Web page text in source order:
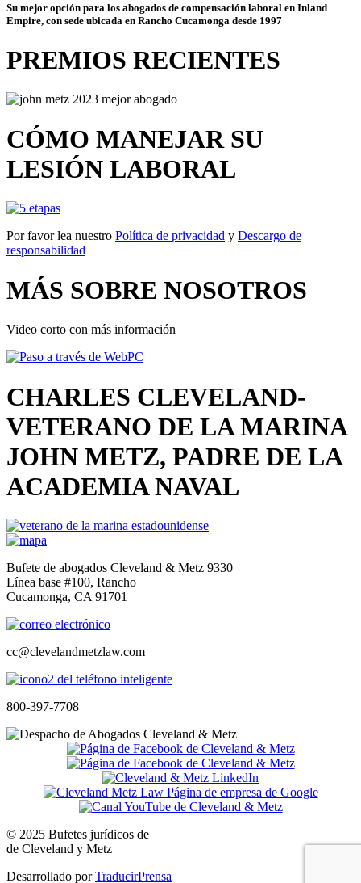
Su mejor opción para los abogados de compensación laboral en Inland
Empire, con sede ubicada en Rancho Cucamonga desde 1997
PREMIOS RECIENTES
CÓMO MANEJAR SU
LESIÓN LABORAL
Por favor lea nuestro Política de privacidad y Descargo de
responsabilidad
MÁS SOBRE NOSOTROS
Video corto con más información
CHARLES CLEVELAND-
VETERANO DE LA MARINA
JOHN METZ, PADRE DE LA
ACADEMIA NAVAL
Bufete de abogados Cleveland & Metz 9330
Línea base #100, Rancho
Cucamonga, CA 91701
cc@clevelandmetzlaw.com
800-397-7708
© 2025 Bufetes jurídicos de
de Cleveland y Metz
Desarrollado porTraducirPrensa